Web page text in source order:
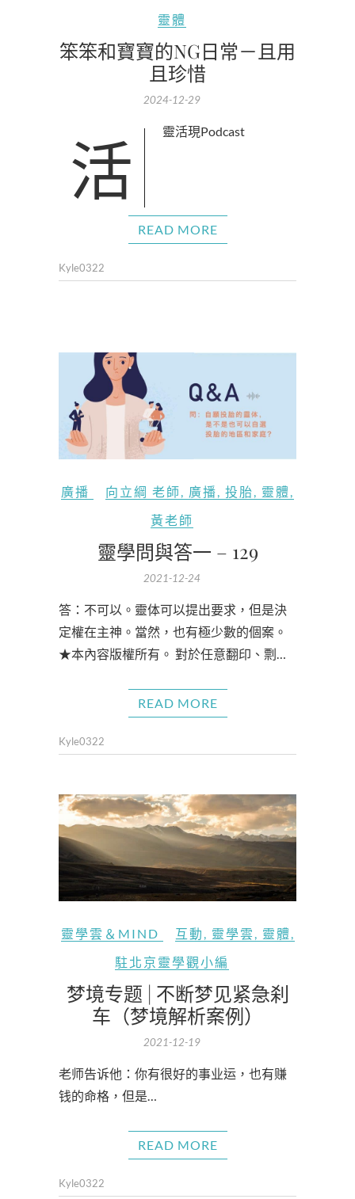
靈體
笨笨和寶寶的NG日常－且用
且珍惜
2024-12-29
活靈活現Podcast
READ MORE
Kyle0322
廣播 向立綱 老師, 廣播, 投胎, 靈體 ,
黃老師
靈學問與答一 – 129
2021-12-24
答：不可以。靈体可以提出要求，但是決
定權在主神。當然，也有極少數的個案。
★本內容版權所有。 對於任意翻印、剽…
READ MORE
Kyle0322
靈學雲＆MIND 互動 , 靈學雲, 靈體 ,
駐北京靈學觀小編
梦境专题 | 不断梦见紧急刹
车（梦境解析案例）
2021-12-19
老师告诉他：你有很好的事业运，也有赚
钱的命格，但是…
READ MORE
Kyle0322